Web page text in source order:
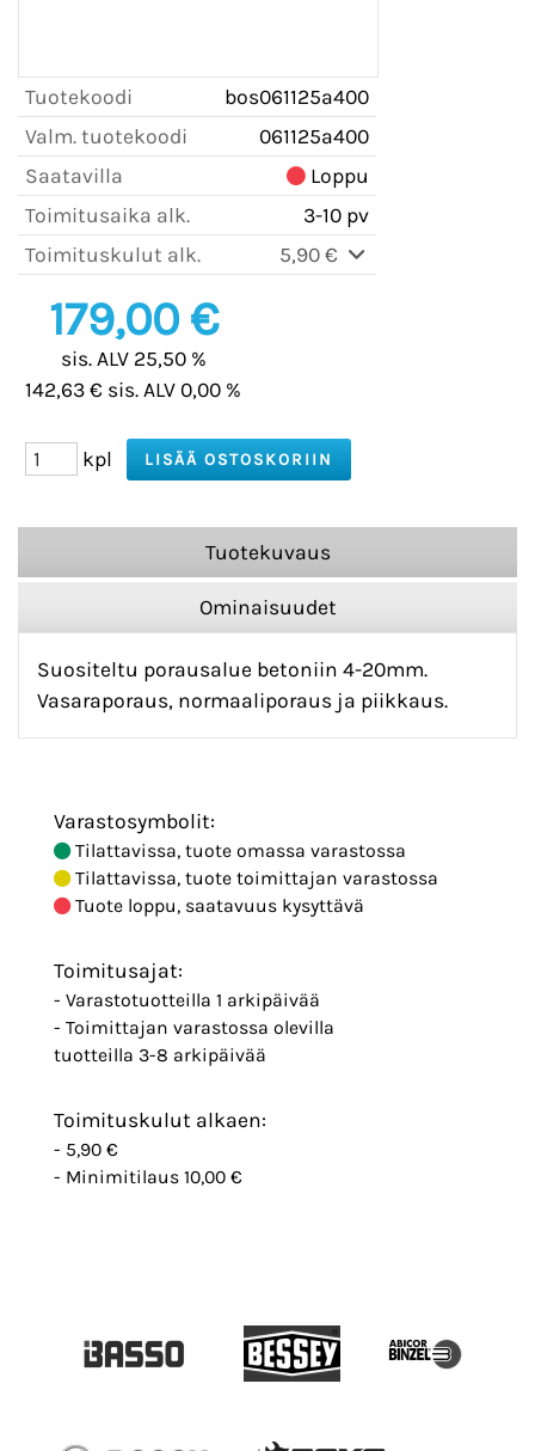
Tuotekoodi
bos061125a400
Valm. tuotekoodi
061125a400
Saatavilla
Loppu
Toimitusaika alk.
3-10 pv
Toimituskulut alk.
5,90 €
179,00 €
sis. ALV 25,50 %
142,63 € sis. ALV 0,00 %
kpl
Tuotekuvaus
Ominaisuudet
Suositeltu porausalue betoniin 4-20mm.
Vasaraporaus, normaaliporaus ja piikkaus.
Varastosymbolit:
Tilattavissa, tuote omassa varastossa
Tilattavissa, tuote toimittajan varastossa
Tuote loppu, saatavuus kysyttävä
Toimitusajat:
- Varastotuotteilla 1 arkipäivää
- Toimittajan varastossa olevilla
tuotteilla 3-8 arkipäivää
Toimituskulut alkaen:
- 5,90 €
- Minimitilaus 10,00 €